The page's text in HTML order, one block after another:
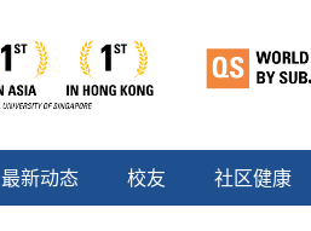
最新动态 校友 社区健康